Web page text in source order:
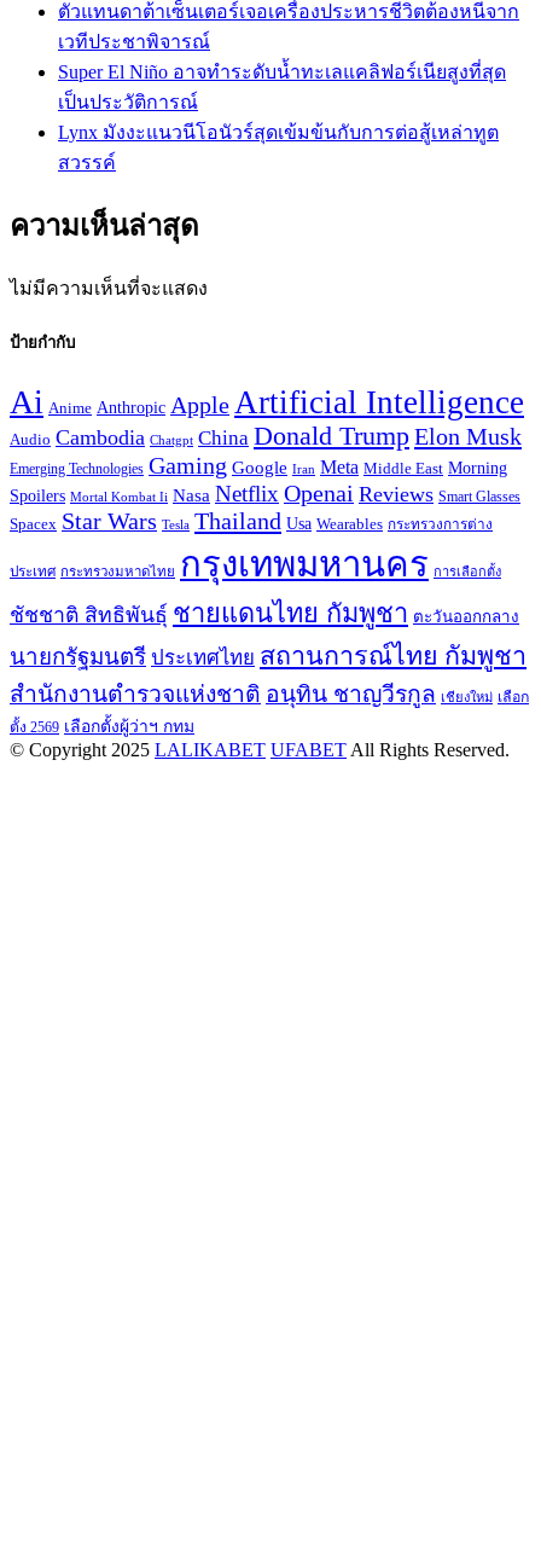
ตัวแทนดาต้าเซ็นเตอร์เจอเครื่องประหารชีวิตต้องหนีจาก
เวทีประชาพิจารณ์
Super El Niño อาจทำระดับน้ำทะเลแคลิฟอร์เนียสูงที่สุด
เป็นประวัติการณ์
Lynx มังงะแนวนีโอนัวร์สุดเข้มข้นกับการต่อสู้เหล่าทูต
สวรรค์
ความเห็นล่าสุด
ไม่มีความเห็นที่จะแสดง
ป้ายกำกับ
Ai Anime Anthropic Apple Artificial Intelligence
Audio Cambodia Chatgpt China Donald TrumpElon Musk
Emerging Technologies Gaming Google Iran Meta Middle East Morning
Spoilers Mortal Kombat Ii Nasa Netflix Openai Reviews Smart Glasses
Spacex Star Wars Tesla Thailand Usa Wearables กระทรวงการต่าง
ประเทศ กระทรวงมหาดไทย กรุงเทพมหานคร การเลือกตั้ง
ชัชชาติ สิทธิพันธุ์ ชายแดนไทย กัมพูชา ตะวันออกกลาง
นายกรัฐมนตรี ประเทศไทย สถานการณ์ไทย กัมพูชา
สำนักงานตำรวจแห่งชาติ อนุทิน ชาญวีรกูล เชียงใหม่ เลือก
ตั้ง 2569 เลือกตั้งผู้ว่าฯ กทม
© Copyright 2025 LALIKABET UFABET All Rights Reserved.